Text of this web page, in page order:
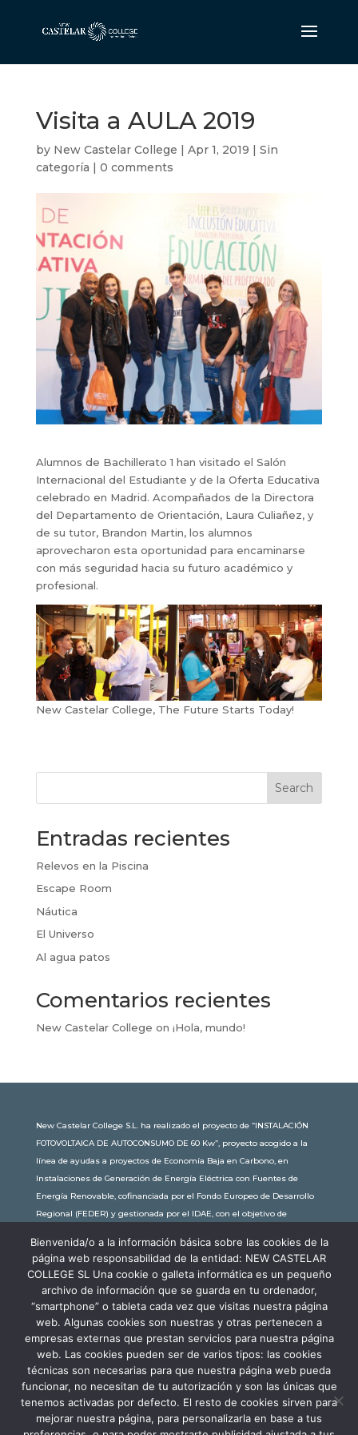
Visita a AULA 2019
by New Castelar College | Apr 1, 2019 | Sin
categoría | 0 comments
Alumnos de Bachillerato 1 han visitado el Salón
Internacional del Estudiante y de la Oferta Educativa
celebrado en Madrid. Acompañados de la Directora
del Departamento de Orientación, Laura Culiañez, y
de su tutor, Brandon Martin, los alumnos
aprovecharon esta oportunidad para encaminarse
con más seguridad hacia su futuro académico y
profesional.
New Castelar College, The Future Starts Today!
Search
Entradas recientes
Relevos en la Piscina
Escape Room
Náutica
El Universo
Al agua patos
Comentarios recientes
New Castelar College on ¡Hola, mundo!
New Castelar College S.L. ha realizado el proyecto de “INSTALACIÓN
FOTOVOLTAICA DE AUTOCONSUMO DE 60 Kw”, proyecto acogido a la
línea de ayudas a proyectos de Economía Baja en Carbono, en
Instalaciones de Generación de Energía Eléctrica con Fuentes de
Energía Renovable, cofinanciada por el Fondo Europeo de Desarrollo
Regional (FEDER) y gestionada por el IDAE, con el objetivo de
subvención de 30.245,63€. Con una potencia instalada de 60kW, la
comunidad educativa de New Castelar ahorra al planeta 34,79
toneladas de CO2 al año, lo que equivale a recorrer 116.677 km en coche
o plantar 116 árboles al año.
Bienvenida/o a la información básica sobre las cookies de la
página web responsabilidad de la entidad: NEW CASTELAR
COLLEGE SL Una cookie o galleta informática es un pequeño
archivo de información que se guarda en tu ordenador,
“smartphone” o tableta cada vez que visitas nuestra página
web. Algunas cookies son nuestras y otras pertenecen a
empresas externas que prestan servicios para nuestra página
web. Las cookies pueden ser de varios tipos: las cookies
técnicas son necesarias para que nuestra página web pueda
funcionar, no necesitan de tu autorización y son las únicas que
tenemos activadas por defecto. El resto de cookies sirven para
mejorar nuestra página, para personalizarla en base a tus